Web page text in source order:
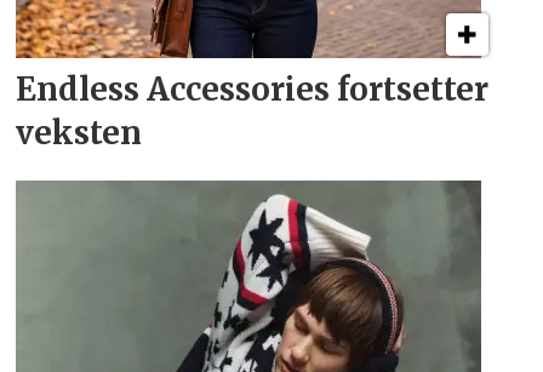
Endless Accessories fortsetter
veksten